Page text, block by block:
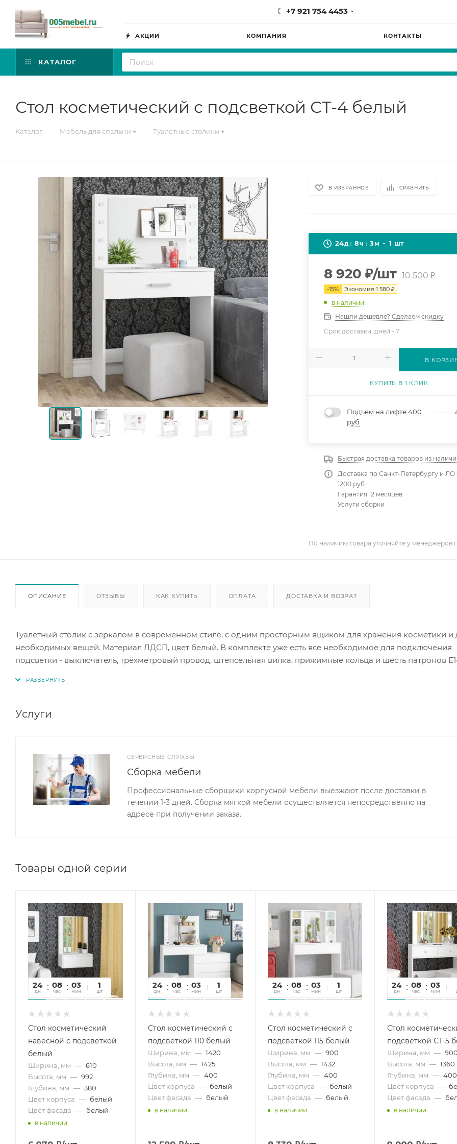
+7 921 754 4453
АКЦИИ КОМПАНИЯ КОНТАКТЫ
КАТАЛОГ
Стол косметический с подсветкой СТ-4 белый
Каталог — Мебель для спальни — Туалетные столики
В ИЗБРАННОЕ СРАВНИТЬ
24д 8ч 3м 1 шт
8 920 ₽/шт 10 500₽
-15% Экономия1 580 ₽
в наличии
Нашли дешевле? Сделаем скидку
Срок доставки, дней -7
В
КУПИТЬ В 1 КЛИК
Подъем на лифте 400
руб
Быстрая доставка товаров из
Доставка по Санкт-Петербургу и ЛО
1200 руб
Гарантия 12 месяцев.
Услуги сборки
По наличию товара уточняйте у менеджеров
ОПИСАНИЕ ОТЗЫВЫ КАК КУПИТЬ ОПЛАТА ДОСТАВКА И ВОЗРАТ
Туалетный столик с зеркалом в современном стиле, с одним просторным ящиком для хранения косметики и
необходимых вещей. Материал ЛДСП, цвет белый. В комплекте уже есть все необходимое для подключения
подсветки - выключатель, трёхметровый провод, штепсельная вилка, прижимные кольца и шесть патронов
Услуги
СЕРВИСНЫЕ СЛУЖБЫ
Сборка мебели
Профессиональные сборщики корпусной мебели выезжают после доставки в
течении 1-3 дней. Сборка мягкой мебели осуществляется непосредственно на
адресе при получении заказа.
Товары одной серии
24
дн
08
час
03
мин
42
сек
1
шт
Стол косметический
навесной с подсветкой
белый
Ширина, мм — 610
Высота, мм — 992
Глубина, мм — 380
Цвет корпуса — белый
Цвет фасада — белый
в наличии
24
дн
08
час
03
мин
42
сек
1
шт
Стол косметический с
подсветкой 110 белый
Ширина, мм — 1420
Высота, мм — 1425
Глубина, мм — 400
Цвет корпуса — белый
Цвет фасада — белый
в наличии
24
дн
08
час
03
мин
42
сек
1
шт
Стол косметический с
подсветкой 115 белый
Ширина, мм — 900
Высота, мм — 1432
Глубина, мм — 400
Цвет корпуса — белый
Цвет фасада — белый
в наличии
24
дн
08
час
03
мин
Стол
подсветкой СТ-5
Ширина, мм — 900
Высота, мм — 1360
Глубина, мм — 400
Цвет корпуса —
Цвет фасада —
в наличии